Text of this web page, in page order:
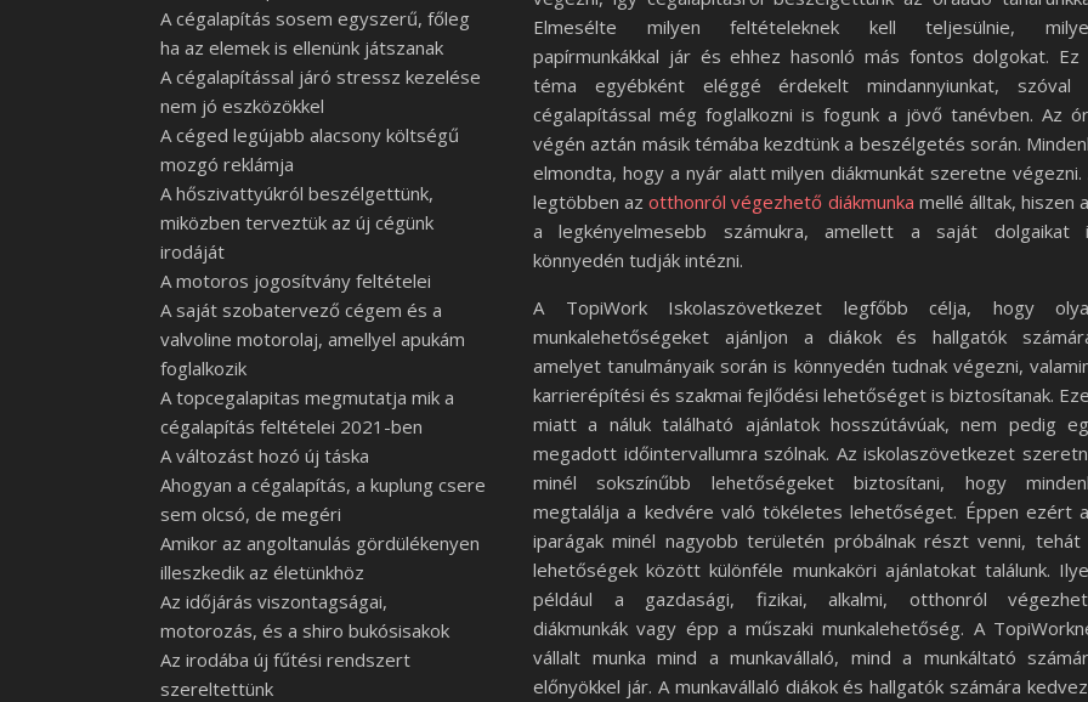
A cégalapítás sosem egyszerű, főleg
ha az elemek is ellenünk játszanak
A cégalapítással járó stressz kezelése
nem jó eszközökkel
A céged legújabb alacsony költségű
mozgó reklámja
A hőszivattyúkról beszélgettünk,
miközben terveztük az új cégünk
irodáját
A motoros jogosítvány feltételei
A saját szobatervező cégem és a
valvoline motorolaj, amellyel apukám
foglalkozik
A topcegalapitas megmutatja mik a
cégalapítás feltételei 2021-ben
A változást hozó új táska
Ahogyan a cégalapítás, a kuplung csere
sem olcsó, de megéri
Amikor az angoltanulás gördülékenyen
illeszkedik az életünkhöz
Az időjárás viszontagságai,
motorozás, és a shiro bukósisakok
Az irodába új fűtési rendszert
szereltettünk
Elmesélte milyen feltételeknek kell teljesülnie,
papírmunkákkal jár és ehhez hasonló más fontos dolgokat. Ez
téma egyébként eléggé érdekelt mindannyiunkat, szóval
cégalapítással még foglalkozni is fogunk a jövő tanévben. Az
végén aztán másik témába kezdtünk a beszélgetés során.
elmondta, hogy a nyár alatt milyen diákmunkát szeretne végezni.
legtöbben azotthonról végezhető diákmunka mellé álltak, hiszen
a legkényelmesebb számukra, amellett a saját dolgaikat
könnyedén tudják intézni.
A TopiWork Iskolaszövetkezet legfőbb célja, hogy
munkalehetőségeket ajánljon a diákok és hallgatók
amelyet tanulmányaik során is könnyedén tudnak végezni,
karrierépítési és szakmai fejlődési lehetőséget is biztosítanak.
miatt a náluk található ajánlatok hosszútávúak, nem pedig
megadott időintervallumra szólnak. Az iskolaszövetkezet
minél sokszínűbb lehetőségeket biztosítani, hogy
megtalálja a kedvére való tökéletes lehetőséget. Éppen ezért
iparágak minél nagyobb területén próbálnak részt venni, tehát
lehetőségek között különféle munkaköri ajánlatokat találunk.
például a gazdasági, fizikai, alkalmi, otthonról
diákmunkák vagy épp a műszaki munkalehetőség. A
vállalt munka mind a munkavállaló, mind a munkáltató
előnyökkel jár. A munkavállaló diákok és hallgatók számára